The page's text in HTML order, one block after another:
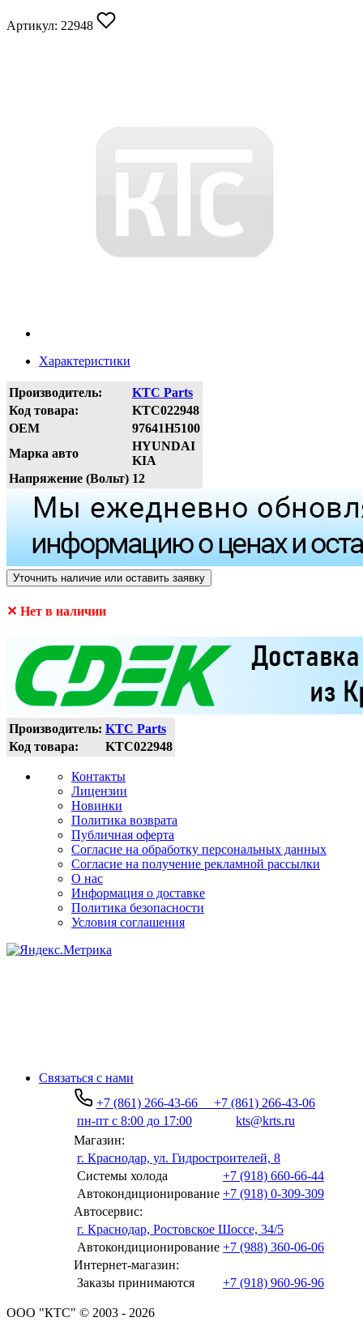
Артикул: 22948
Характеристики
Производитель:
KTC Parts
Код товара:
KTC022948
OEM
97641H5100
Марка авто
HYUNDAI
KIA
Напряжение (Вольт) 12
Уточнить наличие или оставить заявку
✕ Нет в наличии
Производитель: KTC Parts
Код товара:
KTC022948
Контакты
Лицензии
Новинки
Политика возврата
Публичная оферта
Согласие на обработку персональных данных
Согласие на получение рекламной рассылки
О нас
Информация о доставке
Политика безопасности
Условия соглашения
Связаться с нами
+7 (861) 266-43-66
+7 (861) 266-43-06
пн-пт с 8:00 до 17:00
kts@krts.ru
Магазин:
г. Краснодар, ул. Гидростроителей, 8
Системы холода
+7 (918) 660-66-44
Автокондиционирование +7 (918) 0-309-309
Автосервис:
г. Краснодар, Ростовское Шоссе, 34/5
Автокондиционирование +7 (988) 360-06-06
Интернет-магазин:
Заказы принимаются
+7 (918) 960-96-96
ООО "КТС" © 2003 - 2026